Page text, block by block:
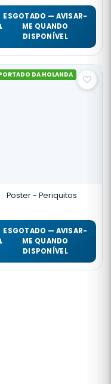
ESGOTADO — AVISAR-
ME QUANDO
DISPONÍVEL
DA HOLANDA
Poster - Periquitos
ESGOTADO — AVISAR-
ME QUANDO
DISPONÍVEL